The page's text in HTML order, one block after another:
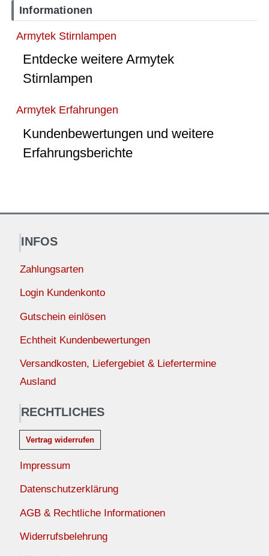
Informationen
Armytek Stirnlampen
Entdecke weitere Armytek
Stirnlampen
Armytek Erfahrungen
Kundenbewertungen und weitere
Erfahrungsberichte
INFOS
Zahlungsarten
Login Kundenkonto
Gutschein einlösen
Echtheit Kundenbewertungen
Versandkosten, Liefergebiet & Liefertermine
Ausland
RECHTLICHES
Vertrag widerrufen
Impressum
Datenschutzerklärung
AGB & Rechtliche Informationen
Widerrufsbelehrung